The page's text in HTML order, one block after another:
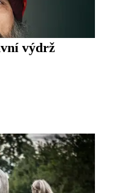
výdrž